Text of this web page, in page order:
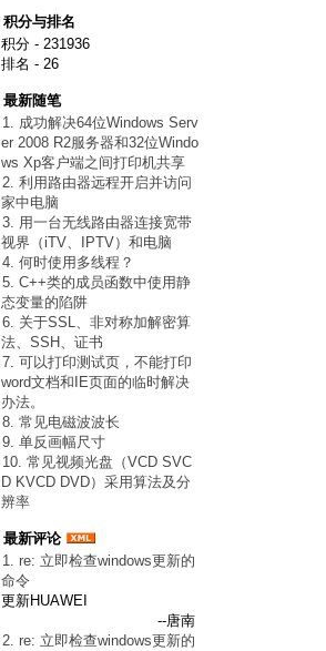
积分与排名
积分 - 231936
排名 - 26
最新随笔
1. 成功解决64位Windows Serv
er 2008 R2服务器和32位Windo
ws Xp客户端之间打印机共享
2. 利用路由器远程开启并访问
家中电脑
3. 用一台无线路由器连接宽带
视界（iTV、IPTV）和电脑
4. 何时使用多线程？
5. C++类的成员函数中使用静
态变量的陷阱
6. 关于SSL、非对称加解密算
法、SSH、证书
7. 可以打印测试页，不能打印
word文档和IE页面的临时解决
办法。
8. 常见电磁波波长
9. 单反画幅尺寸
10. 常见视频光盘（VCD SVC
D KVCD DVD）采用算法及分
辨率
最新评论
1. re: 立即检查windows更新的
命令
更新HUAWEI
--唐南
2. re: 立即检查windows更新的